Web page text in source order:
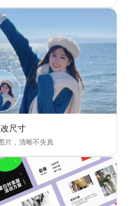
尺寸
片，清晰不失真